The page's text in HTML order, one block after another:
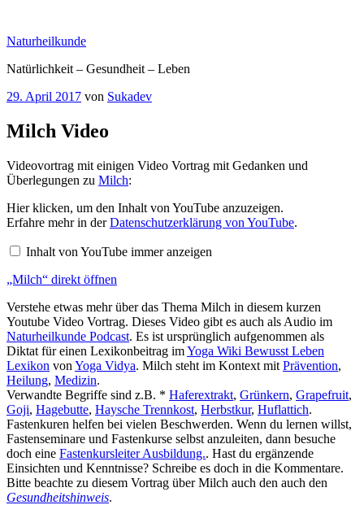
springen
Naturheilkunde
Natürlichkeit – Gesundheit – Leben
Veröffentlicht
29. April 2017 von Sukadev
Milch Video
Videovortrag mit einigen Video Vortrag mit Gedanken und
Überlegungen zu Milch:
„Milch“
von
YouTube
Hier klicken, um den Inhalt von YouTube anzuzeigen.
Erfahre mehr in derDatenschutzerklärung von YouTube.
Inhalt von YouTube immer anzeigen
„Milch“ direkt öffnen
Verstehe etwas mehr über das Thema Milch in diesem kurzen
Youtube Video Vortrag. Dieses Video gibt es auch als Audio im
Naturheilkunde Podcast. Es ist ursprünglich aufgenommen als
Diktat für einen Lexikonbeitrag imYoga Wiki Bewusst Leben
Lexikon von Yoga Vidya. Milch steht im Kontext mit Prävention,
Heilung, Medizin.
Verwandte Begriffe sind z.B. * Haferextrakt, Grünkern, Grapefruit,
Goji, Hagebutte, Haysche Trennkost, Herbstkur, Huflattich.
Fastenkuren helfen bei vielen Beschwerden. Wenn du lernen willst,
Fastenseminare und Fastenkurse selbst anzuleiten, dann besuche
doch eine Fastenkursleiter Ausbildung.. Hast du ergänzende
Einsichten und Kenntnisse? Schreibe es doch in die Kommentare.
Bitte beachte zu diesem Vortrag über Milch auch den auch den
Gesundheitshinweis.